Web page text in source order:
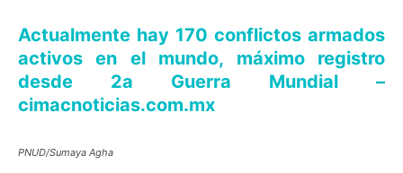
Actualmente hay 170 conflictos armados
activos en el mundo, máximo registro
desde 2a Guerra Mundial –
cimacnoticias.com.mx
PNUD/Sumaya Agha